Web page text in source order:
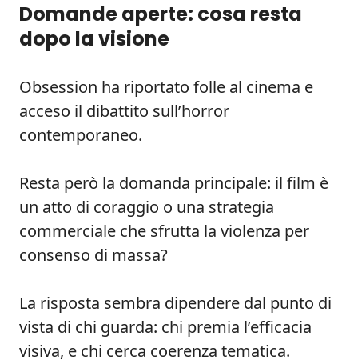
Domande aperte: cosa resta
dopo la visione
Obsession ha riportato folle al cinema e
acceso il dibattito sull’horror
contemporaneo.
Resta però la domanda principale: il film è
un atto di coraggio o una strategia
commerciale che sfrutta la violenza per
consenso di massa?
La risposta sembra dipendere dal punto di
vista di chi guarda: chi premia l’efficacia
visiva, e chi cerca coerenza tematica.